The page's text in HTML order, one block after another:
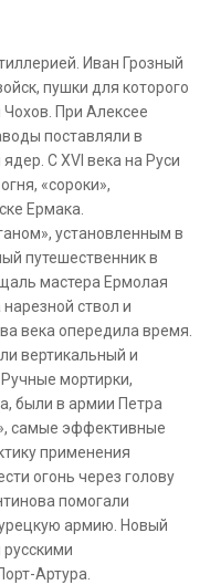
Иван Грозный
пушки для которого
При Алексее
поставляли в
С XVI века на Руси
«сороки»,
Ермака.
установленным в
путешественник в
мастера Ермолая
ствол и
века опередила время.
вертикальный и
мортирки,
были в армии Петра
самые эффективные
применения
огонь через голову
помогали
армию. Новый
Артура.